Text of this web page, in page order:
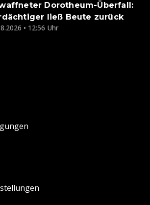
Dorotheum-Überfall:
ließ Beute zurück
• 12:56 Uhr